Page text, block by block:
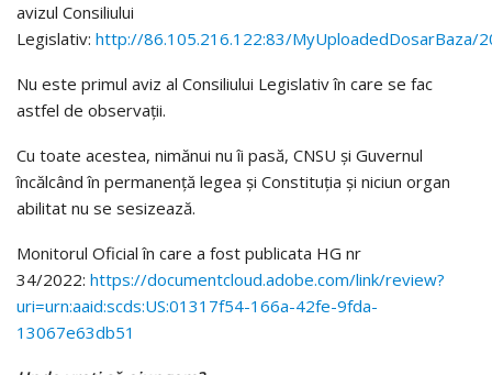
avizul Consiliului
Legislativ: http://86.105.216.122:83/MyUploadedDosarBaza/
Nu este primul aviz al Consiliului Legislativ în care se fac
astfel de observații.
Cu toate acestea, nimănui nu îi pasă, CNSU și Guvernul
încălcând în permanență legea și Constituția și niciun organ
abilitat nu se sesizează.
Monitorul Oficial în care a fost publicata HG nr
34/2022: https://documentcloud.adobe.com/link/review?
uri=urn:aaid:scds:US:01317f54-166a-42fe-9fda-
13067e63db51